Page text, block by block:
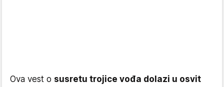
Ova vest o susretu trojice vođa dolazi u osvit